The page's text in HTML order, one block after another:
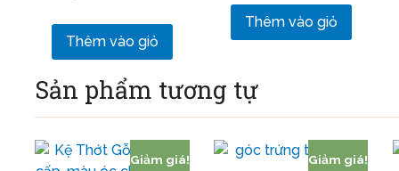
Thêm vào giỏ
Thêm vào giỏ
Sản phẩm tương tự
Giảm giá! Giảm giá!